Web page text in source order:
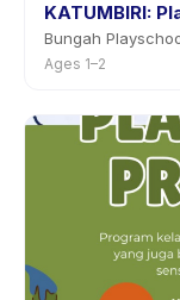
KATUMBIRI:
Bungah
Ages 1–2